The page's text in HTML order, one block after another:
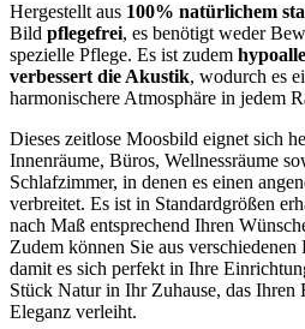
Hergestellt aus 100% natürlichem
Bild pflegefrei, es benötigt weder
spezielle Pflege. Es ist zudem
verbessert die Akustik, wodurch es
harmonischere Atmosphäre in jedem
Dieses zeitlose Moosbild eignet sich
Innenräume, Büros, Wellnessräume
Schlafzimmer, in denen es einen
verbreitet. Es ist in Standardgrößen
nach Maß entsprechend Ihren
Zudem können Sie aus verschiedenen
damit es sich perfekt in Ihre
Stück Natur in Ihr Zuhause, das Ihren
Eleganz verleiht.